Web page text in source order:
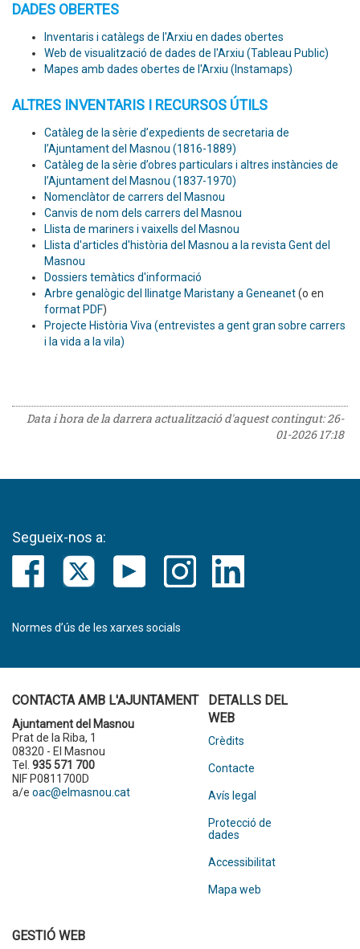
DADES OBERTES
Inventaris i catàlegs de l'Arxiu en dades obertes
Web de visualització de dades de l'Arxiu (Tableau Public)
Mapes amb dades obertes de l'Arxiu (Instamaps)
ALTRES INVENTARIS I RECURSOS ÚTILS
Catàleg de la sèrie d’expedients de secretaria de
l’Ajuntament del Masnou (1816-1889)
Catàleg de la sèrie d’obres particulars i altres instàncies de
l’Ajuntament del Masnou (1837-1970)
Nomenclàtor de carrers del Masnou
Canvis de nom dels carrers del Masnou
Llista de mariners i vaixells del Masnou
Llista d'articles d'història del Masnou a la revista Gent del
Masnou
Dossiers temàtics d'informació
Arbre genalògic del llinatge Maristany a Geneanet(o en
format PDF)
Projecte Història Viva (entrevistes a gent gran sobre carrers
i la vida a la vila)
Data i hora de la darrera actualització d'aquest contingut:26-
01-2026 17:18
Segueix-nos a:
Normes d’ús de les xarxes socials
CONTACTA AMB L'AJUNTAMENT
Ajuntament del Masnou
Prat de la Riba, 1
08320 - El Masnou
Tel. 935 571 700
NIF P0811700D
a/e oac@elmasnou.cat
DETALLS DEL
WEB
Crèdits
Contacte
Avís legal
Protecció de
dades
Accessibilitat
Mapa web
GESTIÓ WEB